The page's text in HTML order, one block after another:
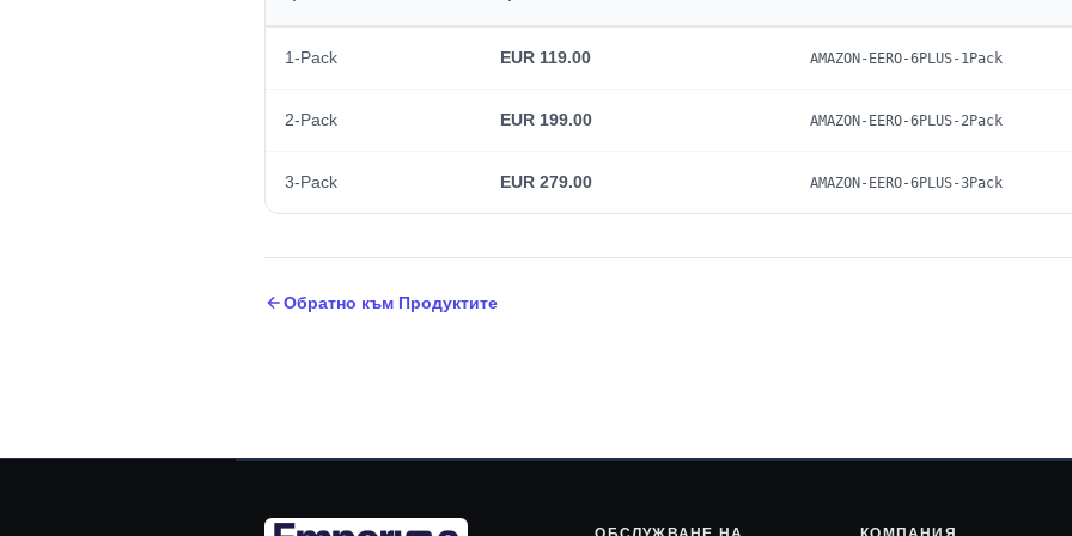
1-Pack EUR 119.00 AMAZON-EERO-6PLUS-1Pack
2-Pack EUR 199.00 AMAZON-EERO-6PLUS-2Pack
3-Pack EUR 279.00 AMAZON-EERO-6PLUS-3Pack
Обратно към Продуктите